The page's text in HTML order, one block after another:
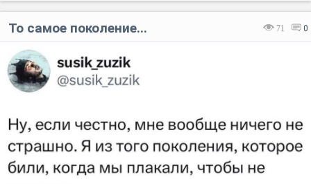
71 0
То самое поколение...